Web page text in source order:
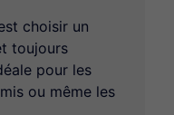
choisir un
toujours
pour les
ou même les